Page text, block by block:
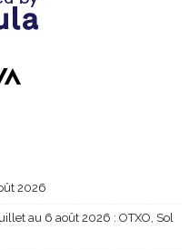
2026
au 6 août 2026 : OTXO, Sol